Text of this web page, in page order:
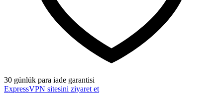
30 günlük para iade garantisi
ExpressVPN sitesini ziyaret et